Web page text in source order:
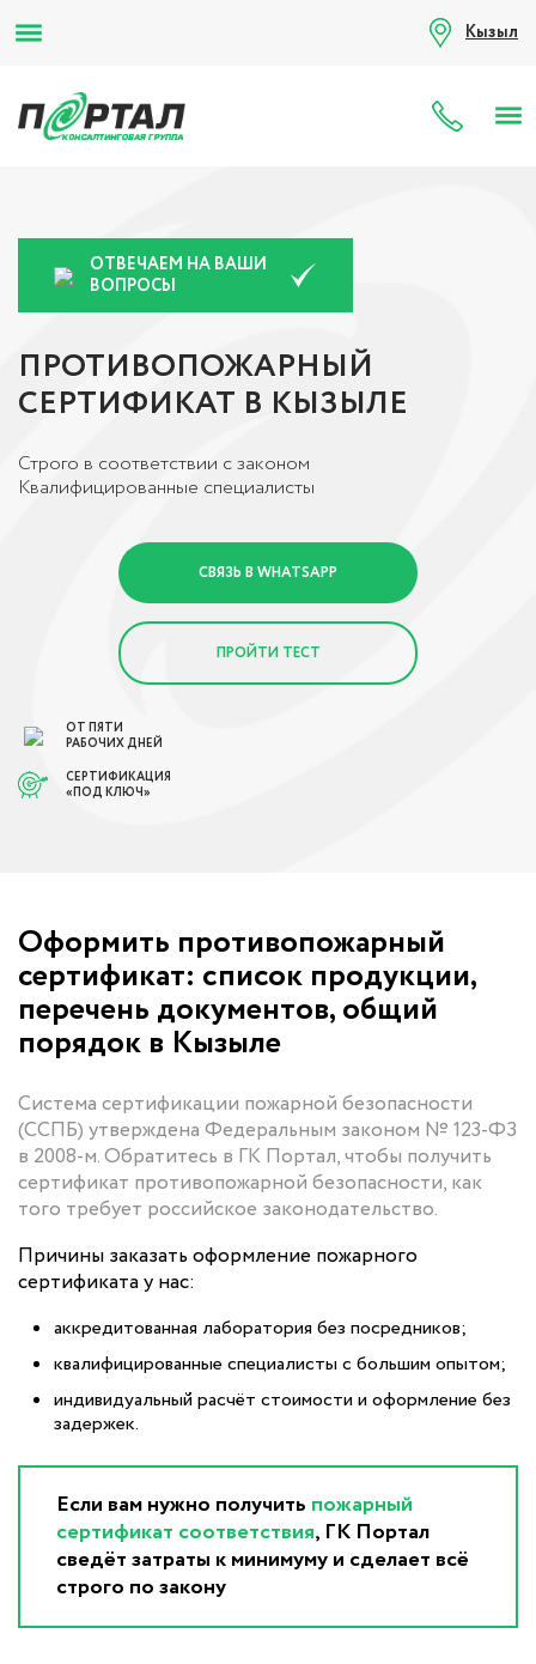
Кызыл
8
ОТВЕЧАЕМ НА ВАШИ
ВОПРОСЫ
ПРОТИВОПОЖАРНЫЙ
СЕРТИФИКАТ В КЫЗЫЛЕ
Строго в соответствии с законом
Квалифицированные специалисты
СВЯЗЬ В WHATSAPP
ПРОЙТИ ТЕСТ
ОТ ПЯТИ
РАБОЧИХ ДНЕЙ
СЕРТИФИКАЦИЯ
«ПОД КЛЮЧ»
Оформить противопожарный
сертификат: список продукции,
перечень документов, общий
порядок в Кызыле
Система сертификации пожарной безопасности
(ССПБ) утверждена Федеральным законом № 123-ФЗ
в 2008-м. Обратитесь в ГК Портал, чтобы получить
сертификат противопожарной безопасности, как
того требует российское законодательство.
Причины заказать оформление пожарного
сертификата у нас:
аккредитованная лаборатория без посредников;
квалифицированные специалисты с большим опытом;
индивидуальный расчёт стоимости и оформление без
задержек.
Если вам нужно получить пожарный
сертификат соответствия, ГК Портал
сведёт затраты к минимуму и сделает всё
строго по закону